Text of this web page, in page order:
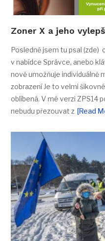
Zoner X a jeho
Posledně jsem tu psal (zde)
v nabídce Správce, anebo
nově umožňuje individuálně
zobrazení Je to velmi
oblíbená. V mé verzi ZPS14
nebudu přezouvat z [Read